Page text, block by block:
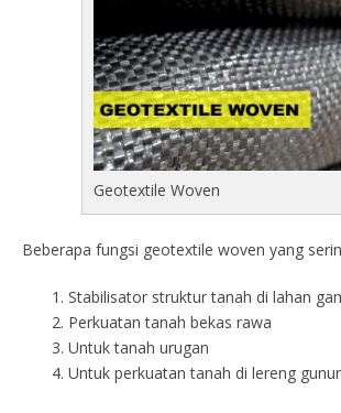
Geotextile Woven
Beberapa fungsi geotextile woven yang
Stabilisator struktur tanah di lahan
Perkuatan tanah bekas rawa
Untuk tanah urugan
Untuk perkuatan tanah di lereng